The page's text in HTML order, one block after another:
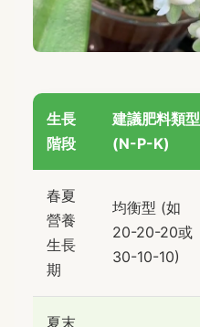
生長
階段
建議肥料類型
(N-P-K)
春夏
營養
生長
期
均衡型 (如
20-20-20或
30-10-10)
夏末